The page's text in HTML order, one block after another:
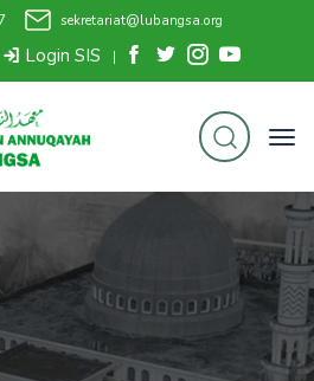
sekretariat@lubangsa.org
Login SIS |